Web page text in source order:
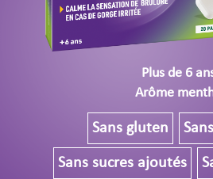
Plus de 6
Arôme
Sans gluten
Sans sucres ajoutés